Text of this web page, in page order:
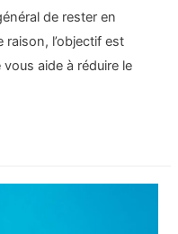
de rester en
l’objectif est
aide à réduire le